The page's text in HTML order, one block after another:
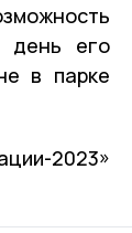
день его
в парке
2023»